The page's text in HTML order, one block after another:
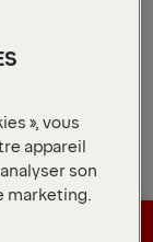
», vous
appareil
son